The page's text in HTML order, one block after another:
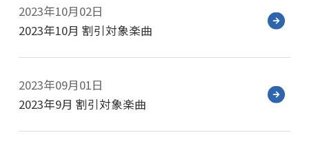
2023年10月02日
2023年10月 割引対象楽曲
2023年09月01日
2023年9月 割引対象楽曲